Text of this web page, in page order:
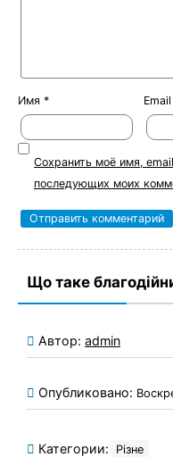
Имя * Email
Сохранить моё имя,
последующих моих
Що таке
Автор: admin
Опубликовано:
Категории: Різне